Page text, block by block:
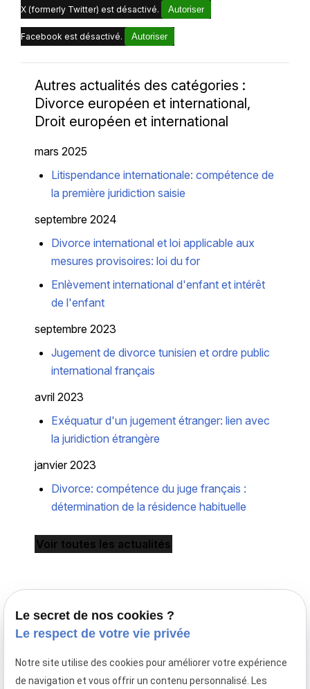
X (formerly Twitter) est désactivé. Autoriser
Facebook est désactivé. Autoriser
Autres actualités des catégories :
Divorce européen et international,
Droit européen et international
mars 2025
Litispendance internationale: compétence de
la première juridiction saisie
septembre 2024
Divorce international et loi applicable aux
mesures provisoires: loi du for
Enlèvement international d'enfant et intérêt
de l'enfant
septembre 2023
Jugement de divorce tunisien et ordre public
international français
avril 2023
Exéquatur d'un jugement étranger: lien avec
la juridiction étrangère
janvier 2023
Divorce: compétence du juge français :
détermination de la résidence habituelle
Voir toutes les actualités
Avocat en droit de la famille à Paris,
Le secret de nos cookies ?
Le respect de votre vie privée
Notre site utilise des cookies pour améliorer votre expérience
de navigation et vous offrir un contenu personnalisé. Les